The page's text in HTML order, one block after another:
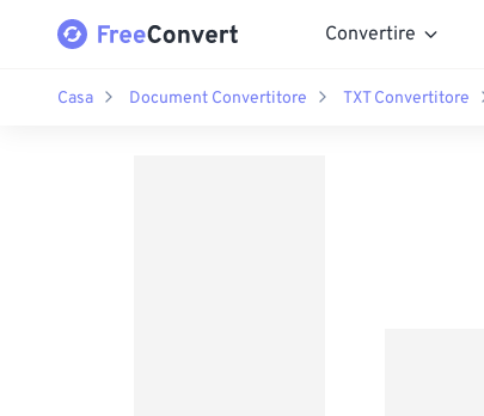
Convertire
Casa Document Convertitore TXT Convertitore